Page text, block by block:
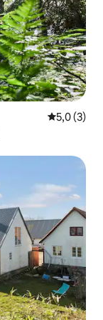
საშუალო
5,0 (3)